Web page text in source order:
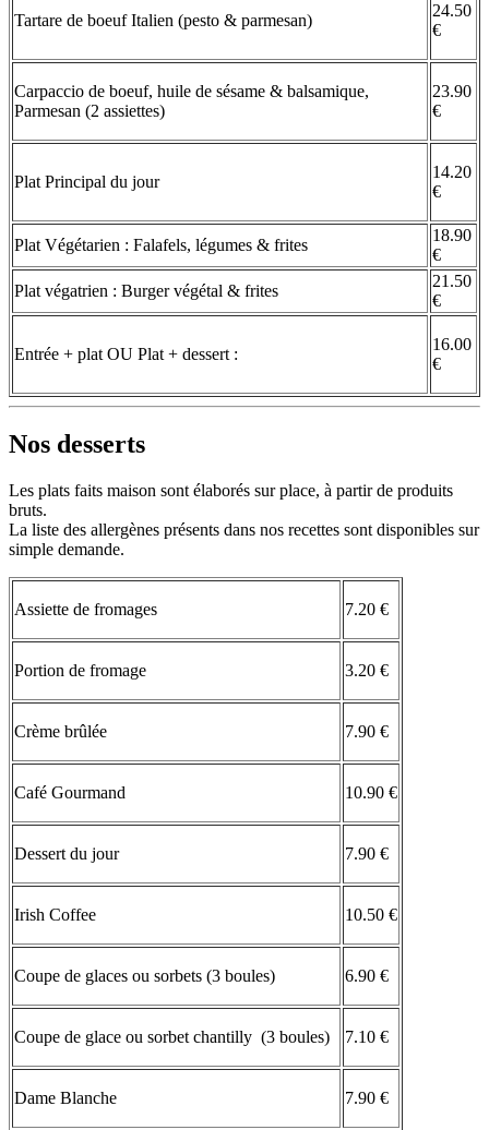
Tartare de boeuf Italien (pesto & parmesan)
24.50
€
Carpaccio de boeuf, huile de sésame & balsamique,
Parmesan (2 assiettes)
23.90
€
Plat Principal du jour
14.20
€
Plat Végétarien : Falafels, légumes & frites
18.90
€
Plat végatrien : Burger végétal & frites
21.50
€
Entrée + plat OU Plat + dessert :
16.00
€
Nos desserts
Les plats faits maison sont élaborés sur place, à partir de produits
bruts.
La liste des allergènes présents dans nos recettes sont disponibles sur
simple demande.
Assiette de fromages 7.20 €
Portion de fromage 3.20 €
Crème brûlée 7.90 €
Café Gourmand 10.90 €
Dessert du jour 7.90 €
Irish Coffee 10.50 €
Coupe de glaces ou sorbets (3 boules) 6.90 €
Coupe de glace ou sorbet chantilly (3 boules) 7.10 €
Dame Blanche 7.90 €